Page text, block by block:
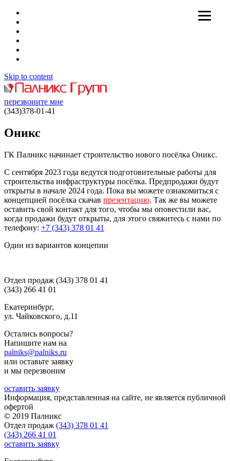
Skip to content
перезвоните мне
(343)378-01-41
Оникс
ГК Палникс начинает строительство нового посёлка Оникс.
С сентября 2023 года ведутся подготовительные работы для
строительства инфраструктуры посёлка. Предпродажи будут
открыты в начале 2024 года. Пока вы можете ознакомиться с
концепцией посёлка скачав презентацию. Так же вы можете
оставить свой контакт для того, чтобы мы оповестили вас,
когда продажи будут открыты, для этого свяжитесь с нами по
телефону: +7 (343) 378 01 41
Один из вариантов концепии
Отдел продаж (343) 378 01 41
(343) 266 41 01
Екатеринбург,
ул. Чайковского, д.11
Остались вопросы?
Напишите нам на
palniks@palniks.ru
или оставьте заявку
и мы перезвоним
оставить заявку
Информация, представленная на сайте, не является публичной
офертой
© 2019 Палникс
Отдел продаж (343) 378 01 41
(343) 266 41 01
оставить заявку